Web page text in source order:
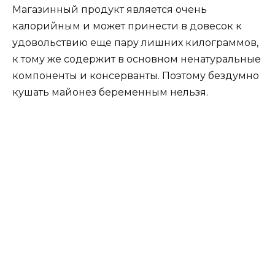
Магазинный продукт является очень
калорийным и может принести в довесок к
удовольствию еще пару лишних килограммов,
к тому же содержит в основном ненатуральные
компоненты и консерванты. Поэтому бездумно
кушать майонез беременным нельзя.